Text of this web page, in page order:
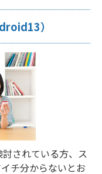
）
されている方、ス
チ分からないとお